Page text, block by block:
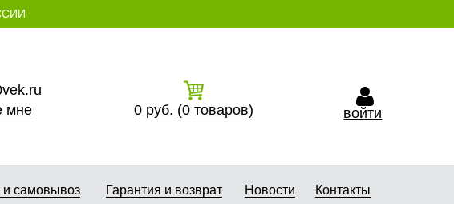
мне
0 руб. (0 товаров) войти
и самовывоз Гарантия и возврат Новости Контакты